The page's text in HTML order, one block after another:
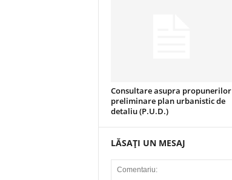
Consultare asupra propunerilor
preliminare plan urbanistic de
detaliu (P.U.D.)
LĂSAȚI UN MESAJ